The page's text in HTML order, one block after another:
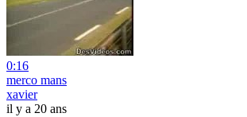
0:16
merco mans
xavier
il y a 20 ans